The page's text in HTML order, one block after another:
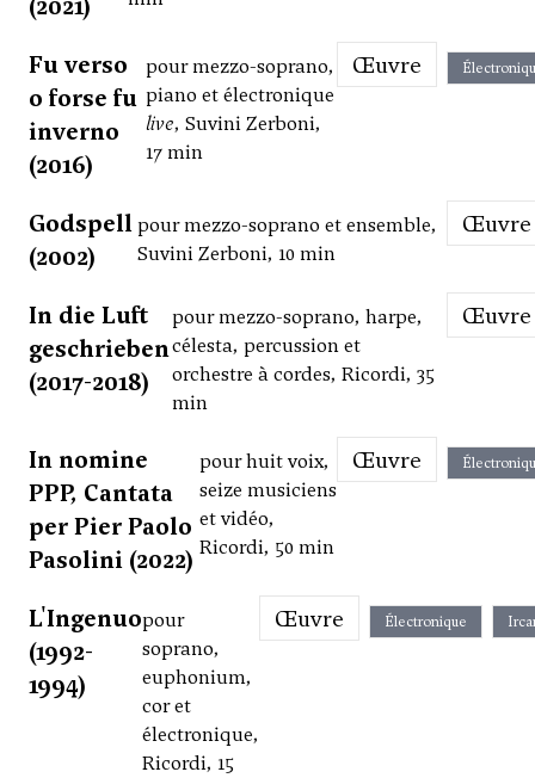
Fu verso
o forse fu
inverno
(2016)
pour mezzo-soprano,
piano et électronique
live, Suvini Zerboni,
17 min
Œuvre
Godspell
(2002)
pour mezzo-soprano et ensemble,
Suvini Zerboni, 10 min
Œuvre
In die Luft
geschrieben
(2017-2018)
pour mezzo-soprano, harpe,
célesta, percussion et
orchestre à cordes, Ricordi, 35
min
Œuvre
In nomine
PPP, Cantata
per Pier Paolo
Pasolini (2022)
pour huit voix,
seize musiciens
et vidéo,
Ricordi, 50 min
Œuvre
L'Ingenuo
(1992-
1994)
pour
soprano,
euphonium,
cor et
électronique,
Ricordi, 15
Œuvre Électronique